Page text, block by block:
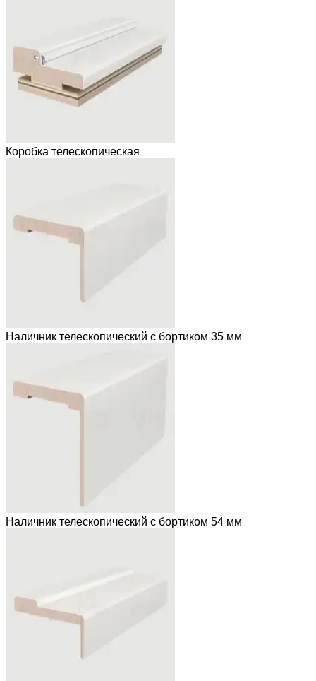
Коробка телескопическая
Наличник телескопический с бортиком 35 мм
Наличник телескопический с бортиком 54 мм